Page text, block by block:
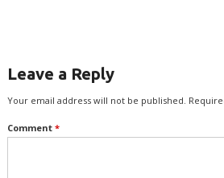
Leave a Reply
Your email address will not be published.
Comment *